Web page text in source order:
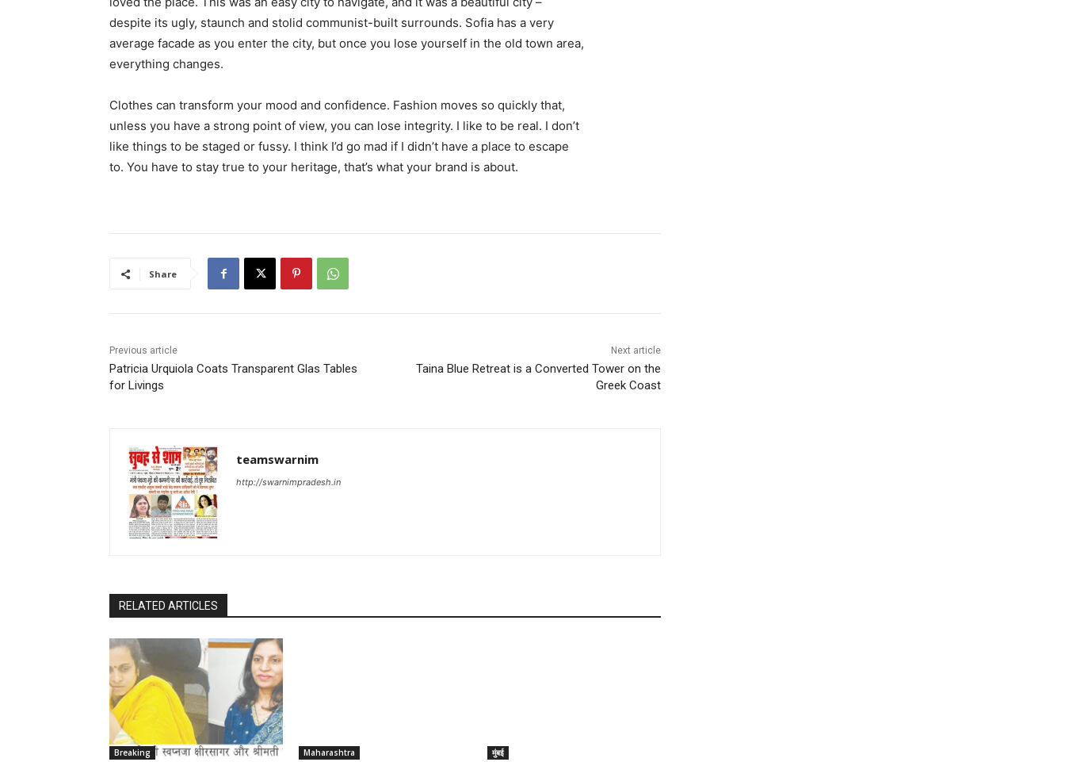
despite its ugly, staunch and stolid communist-built surrounds. Sofia has a very
average facade as you enter the city, but once you lose yourself in the old town area,
everything changes.
Clothes can transform your mood and confidence. Fashion moves so quickly that,
unless you have a strong point of view, you can lose integrity. I like to be real. I don’t
like things to be staged or fussy. I think I’d go mad if I didn’t have a place to escape
to. You have to stay true to your heritage, that’s what your brand is about.
Share
Previous article
Patricia Urquiola Coats Transparent Glas Tables
for Livings
Next article
Taina Blue Retreat is a Converted Tower on the
Greek Coast
teamswarnim
http://swarnimpradesh.in
RELATED ARTICLES
Breaking Maharashtra मुंबई